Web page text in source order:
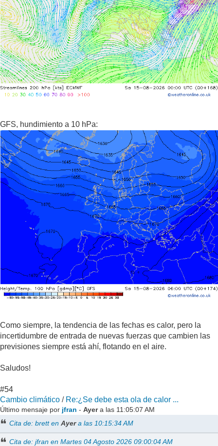
GFS, hundimiento a 10 hPa:
Como siempre, la tendencia de las fechas es calor, pero la
incertidumbre de entrada de nuevas fuerzas que cambien las
previsiones siempre está ahí, flotando en el aire.
Saludos!
#54
Cambio climático / Re:¿Se debe esta ola de calor ...
Último mensaje por jfran - Ayera las 11:05:07 AM
Cita de: brett enAyera las 10:15:34 AM
Cita de: jfran en Martes 04 Agosto 2026 09:00:04 AM